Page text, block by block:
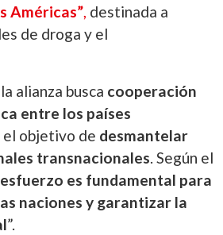
Américas”, destinada a
de droga y el
alianza busca cooperación
entre los países
el objetivo de desmantelar
transnacionales. Según el
es fundamental para
naciones y garantizar la
”.